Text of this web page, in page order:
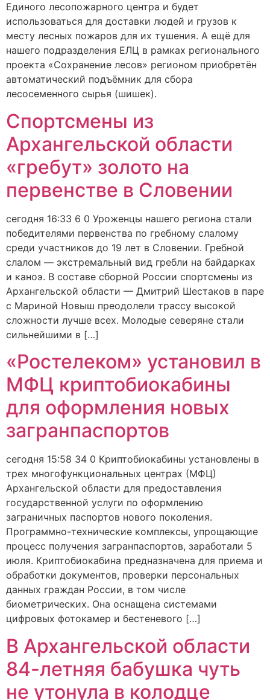
Единого лесопожарного центра и будет
использоваться для доставки людей и грузов к
месту лесных пожаров для их тушения. А ещё для
нашего подразделения ЕЛЦ в рамках регионального
проекта «Сохранение лесов» регионом приобретён
автоматический подъёмник для сбора
лесосеменного сырья (шишек).
Спортсмены из
Архангельской области
«гребут» золото на
первенстве в Словении
сегодня 16:33 6 0 Уроженцы нашего региона стали
победителями первенства по гребному слалому
среди участников до 19 лет в Словении. Гребной
слалом — экстремальный вид гребли на байдарках
и каноэ. В составе сборной России спортсмены из
Архангельской области — Дмитрий Шестаков в паре
с Мариной Новыш преодолели трассу высокой
сложности лучше всех. Молодые северяне стали
сильнейшими в […]
«Ростелеком» установил в
МФЦ криптобиокабины
для оформления новых
загранпаспортов
сегодня 15:58 34 0 Криптобиокабины установлены в
трех многофункциональных центрах (МФЦ)
Архангельской области для предоставления
государственной услуги по оформлению
заграничных паспортов нового поколения.
Программно-технические комплексы, упрощающие
процесс получения загранпаспортов, заработали 5
июля. Криптобиокабина предназначена для приема и
обработки документов, проверки персональных
данных граждан России, в том числе
биометрических. Она оснащена системами
цифровых фотокамер и бестеневого […]
В Архангельской области
84-летняя бабушка чуть
не утонула в колодце